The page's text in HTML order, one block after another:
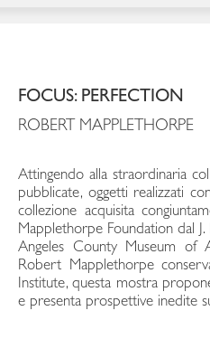
FOCUS: PERFECTION
ROBERT MAPPLETHORPE
Attingendo alla straordinaria
pubblicate, oggetti realizzati
collezione acquisita
Mapplethorpe Foundation dal
Angeles County Museum of
Robert Mapplethorpe
Institute, questa mostra
e presenta prospettive inedite